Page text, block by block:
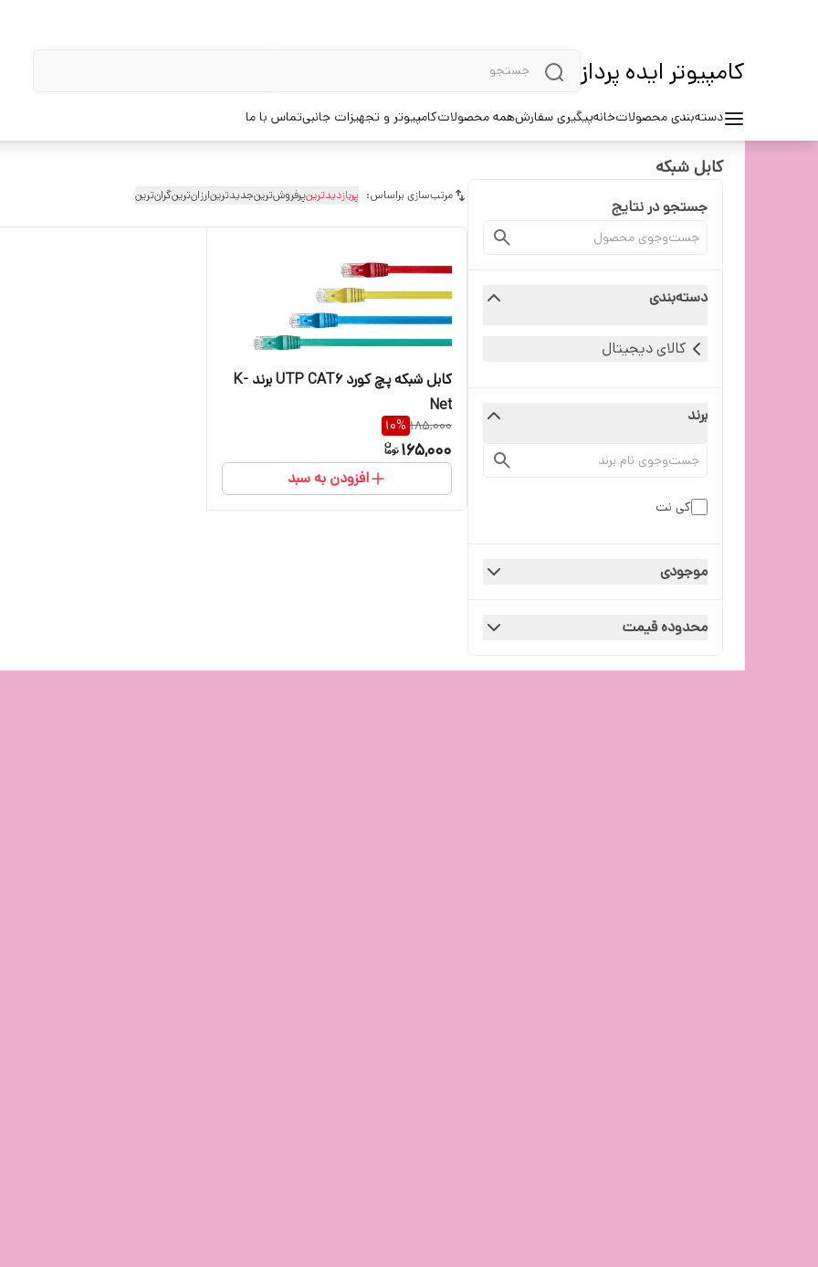
کامپیوتر ایده پرداز
دسته‌بندی محصولاتخانهپیگیری سفارشهمه محصولاتکامپیوتر و تجهیزات جانبیتماس با ما
کابل شبکه
جستجو در نتایج
دسته‌بندی
کالای دیجیتال
برند
کی نت
موجودی
محدوده قیمت
مرتب‌سازی براساس: پربازدیدترینپرفروش‌ترینجدیدترینارزان‌ترینگران‌ترین
کابل شبکه پچ کورد UTP CAT6 برند K-
Net
185,000
10%
165,000
افزودن به سبد